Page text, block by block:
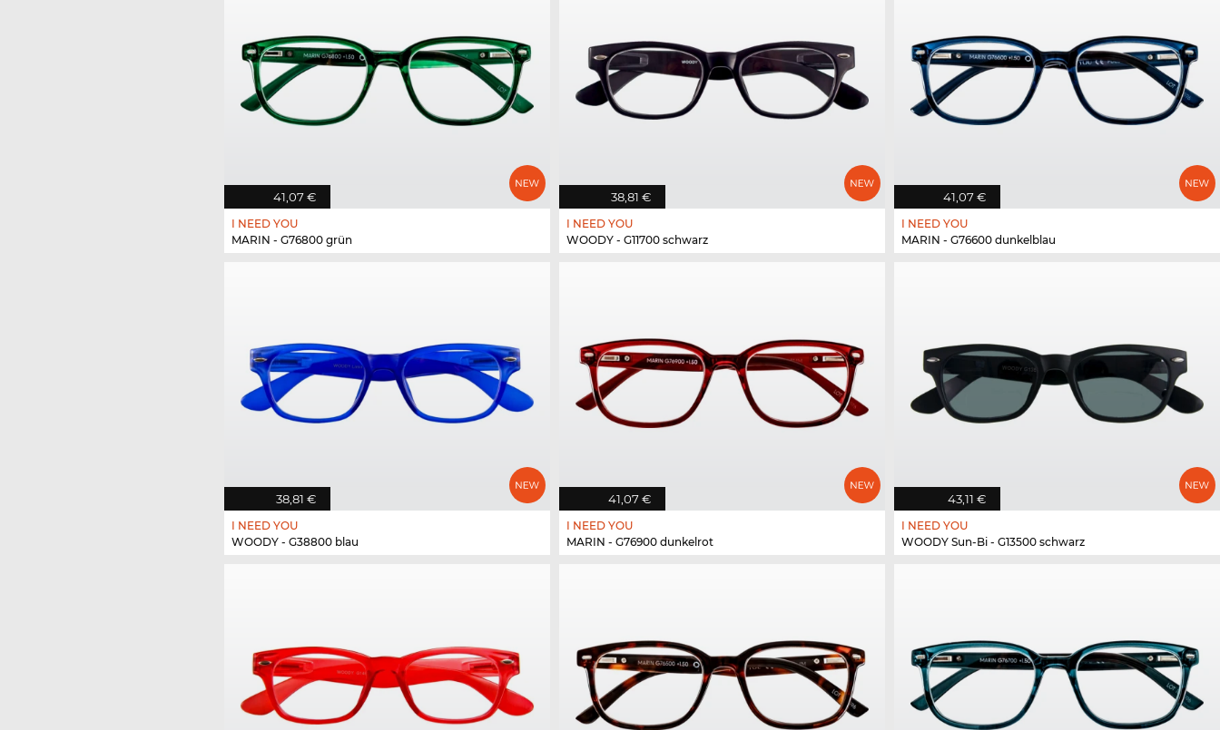
41,07 €
I NEED YOU
MARIN - G76800 grün
38,81 €
I NEED YOU
WOODY - G11700 schwarz
41,07 €
I NEED YOU
MARIN - G76600 dunkelblau
38,81 €
I NEED YOU
WOODY - G38800 blau
41,07 €
I NEED YOU
MARIN - G76900 dunkelrot
43,11 €
I NEED YOU
WOODY Sun-Bi - G13500 schwarz